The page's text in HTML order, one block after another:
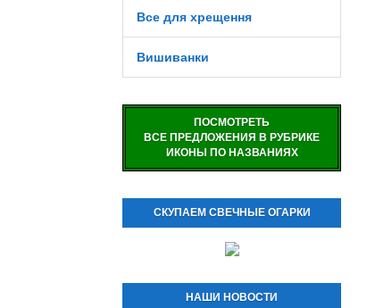
Все для хрещення
Вишиванки
ПОСМОТРЕТЬ
ВСЕ ПРЕДЛОЖЕНИЯ В РУБРИКЕ
ИКОНЫ ПО НАЗВАНИЯХ
СКУПАЕМ СВЕЧНЫЕ ОГАРКИ
НАШИ НОВОСТИ